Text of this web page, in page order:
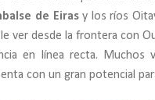
de Eirasy los ríos
ver desde la frontera con
en línea recta.
con un gran potencial